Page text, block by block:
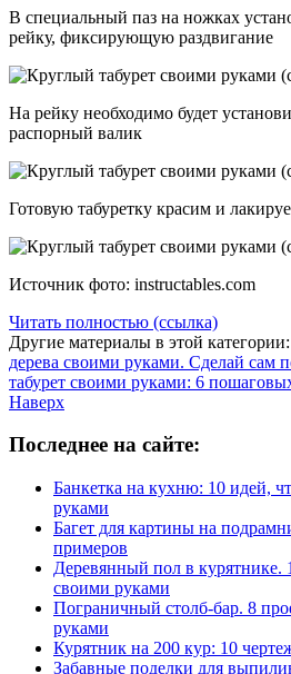
В специальный паз на ножках
рейку, фиксирующую раздвигание
На рейку необходимо будет
распорный валик
Готовую табуретку красим и
Источник фото: instructables.com
Читать полностью (ссылка)
Другие материалы в этой категории:
дерева своими руками. Сделай сам
табурет своими руками: 6
Наверх
Последнее на сайте:
Банкетка на кухню: 10 идей,
руками
Багет для картины на
примеров
Деревянный пол в курятнике.
своими руками
Пограничный столб-бар. 8
руками
Курятник на 200 кур: 10
Забавные поделки для